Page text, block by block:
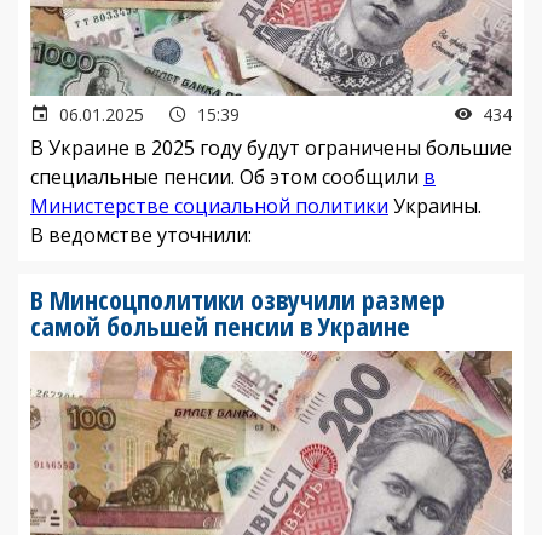
06.01.2025 15:39 434
В Украине в 2025 году будут ограничены большие
специальные пенсии. Об этом сообщили в
Министерстве социальной политики Украины.
В ведомстве уточнили:
В Минсоцполитики озвучили размер
самой большей пенсии в Украине